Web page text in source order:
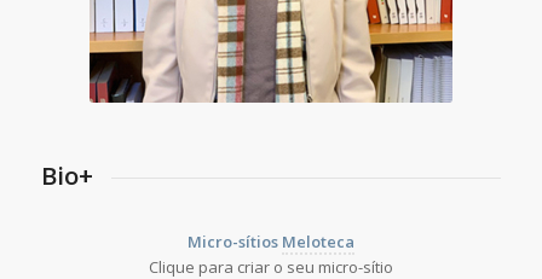
Bio+
Micro-sítios Meloteca
Clique para criar o seu micro-sítio